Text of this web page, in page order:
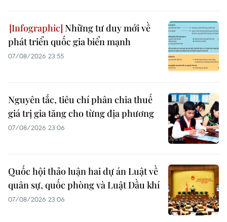
Những tư duy mới về
phát triển quốc gia biển mạnh
07/08/2026 23:55
Nguyên tắc, tiêu chí phân chia thuế
giá trị gia tăng cho từng địa phương
07/08/2026 23:06
Quốc hội thảo luận hai dự án Luật về
quân sự, quốc phòng và Luật Dầu khí
07/08/2026 23:06